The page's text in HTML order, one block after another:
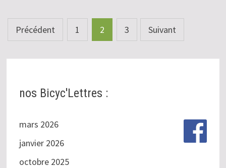
Pagination
des
Précédent 1 2 3 Suivant
nos Bicyc'Lettres :
mars 2026
janvier 2026
octobre 2025